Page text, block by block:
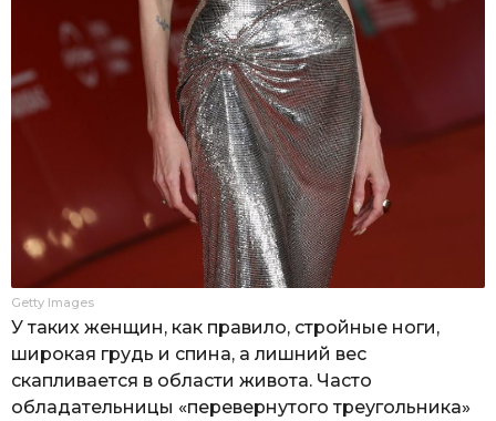
Getty Images
У таких женщин, как правило, стройные ноги,
широкая грудь и спина, а лишний вес
скапливается в области живота. Часто
обладательницы «перевернутого треугольника»